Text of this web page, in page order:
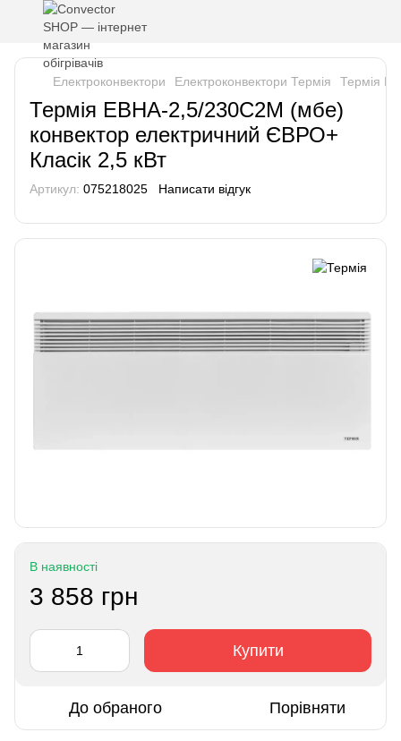
Електроконвектори Електроконвектори Термія Термія
Термія ЕВНА-2,5/230С2М (мбе)
конвектор електричний ЄВРО+
Класік 2,5 кВт
Артикул: 075218025 Написати відгук
В наявності
3 858 грн
Купити
До обраного Порівняти